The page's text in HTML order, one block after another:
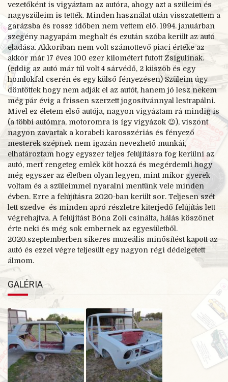
vezetőként is vigyáztam az autóra, ahogy azt a szüleim és
nagyszüleim is tették. Minden használat után visszatettem a
garázsba és rossz időben nem vettem elő. 1994. januárban
szegény nagyapám meghalt és ezután szóba került az autó
eladása. Akkoriban nem volt számottevő piaci értéke az
akkor már 17 éves 100 ezer kilométert futott Zsigulinak.
(eddig az autó már túl volt 4 sárvédő, 2 küszöb és egy
homlokfal cserén és egy külső fényezésen) Szüleim úgy
döntöttek hogy nem adják el az autót, hanem jó lesz nekem
még pár évig a frissen szerzett jogosítvánnyal lestrapálni.
Mivel ez életem első autója, nagyon vigyáztam rá mindig is
(a többi autómra, motoromra is így vigyázok 😉), viszont
nagyon zavartak a korabeli karosszériás és fényező
mesterek szépnek nem igazán nevezhető munkái,
elhatároztam hogy egyszer teljes felújításra fog kerülni az
autó, mert rengeteg emlék köt hozzá és megérdemli hogy
még egyszer az életben olyan legyen, mint mikor gyerek
voltam és a szüleimmel nyaralni mentünk vele minden
évben. Erre a felújításra 2020-ban került sor. Teljesen szét
lett szedve és minden apró részletre kiterjedő felújítás lett
végrehajtva. A felújítást Bóna Zoli csinálta, hálás köszönet
érte neki és még sok embernek az egyesületből.
2020.szeptemberben sikeres muzeális minősítést kapott az
autó és ezzel végre teljesült egy nagyon régi dédelgetett
álmom.
GALÉRIA